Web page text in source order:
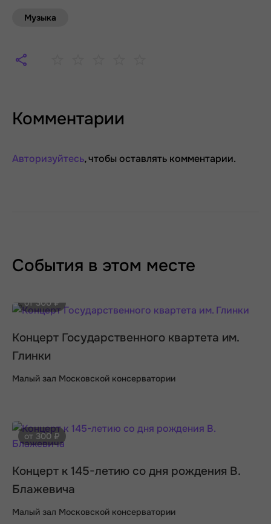
Музыка
Комментарии
Авторизуйтесь, чтобы оставлять комментарии.
События в этом месте
от 300 ₽
Концерт Государственного квартета им.
Глинки
Малый зал Московской консерватории
от 300 ₽
Концерт к 145-летию со дня рождения В.
Блажевича
Малый зал Московской консерватории